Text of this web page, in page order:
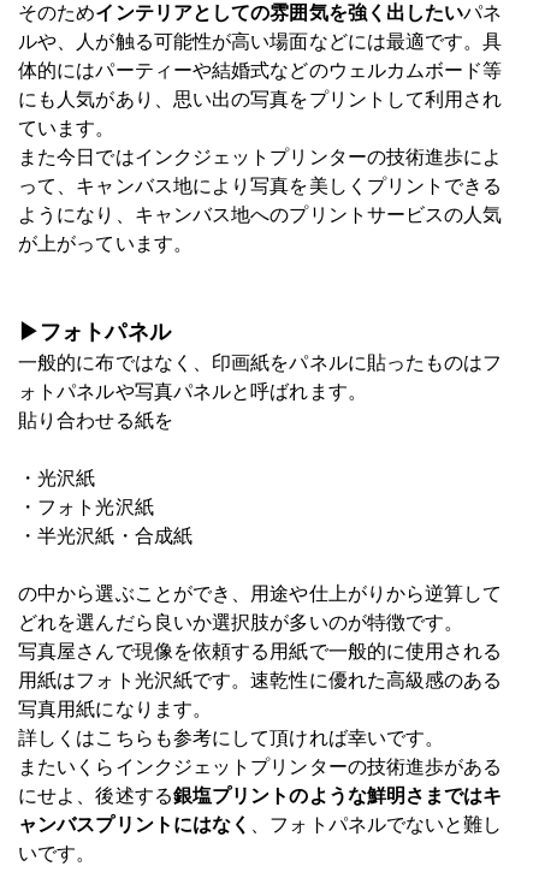
そのためインテリアとしての雰囲気を強く出したいパネ
ルや、人が触る可能性が高い場面などには最適です。具
体的にはパーティーや結婚式などのウェルカムボード等
にも人気があり、思い出の写真をプリントして利用され
ています。
また今日ではインクジェットプリンターの技術進歩によ
って、キャンバス地により写真を美しくプリントできる
ようになり、キャンバス地へのプリントサービスの人気
が上がっています。
▶フォトパネル
一般的に布ではなく、印画紙をパネルに貼ったものはフ
ォトパネルや写真パネルと呼ばれます。
貼り合わせる紙を
・光沢紙
・フォト光沢紙
・半光沢紙・合成紙
の中から選ぶことができ、用途や仕上がりから逆算して
どれを選んだら良いか選択肢が多いのが特徴です。
写真屋さんで現像を依頼する用紙で一般的に使用される
用紙はフォト光沢紙です。速乾性に優れた高級感のある
写真用紙になります。
詳しくはこちらも参考にして頂ければ幸いです。
またいくらインクジェットプリンターの技術進歩がある
にせよ、後述する銀塩プリントのような鮮明さまではキ
ャンバスプリントにはなく
、フォトパネルでないと難し
いです。